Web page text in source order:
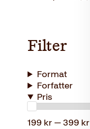
Filter
Format
Forfatter
Pris
199 kr — 399 kr